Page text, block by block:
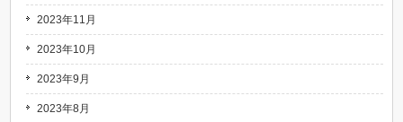
2023年11月
2023年10月
2023年9月
2023年8月